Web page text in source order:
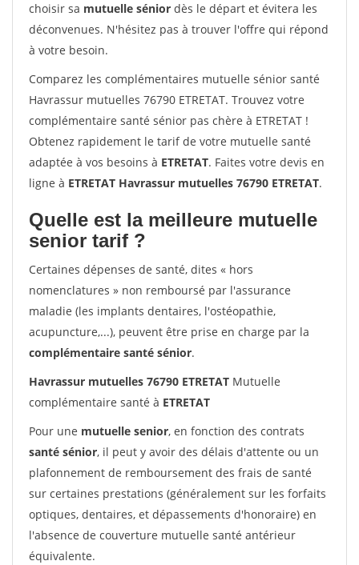
choisir sa mutuelle sénior dès le départ et évitera les
déconvenues. N'hésitez pas à trouver l'offre qui répond
à votre besoin.
Comparez les complémentaires mutuelle sénior santé
Havrassur mutuelles 76790 ETRETAT. Trouvez votre
complémentaire santé sénior pas chère à ETRETAT !
Obtenez rapidement le tarif de votre mutuelle santé
adaptée à vos besoins à ETRETAT. Faites votre devis en
ligne à ETRETAT Havrassur mutuelles 76790 ETRETAT.
Quelle est la meilleure mutuelle
senior tarif ?
Certaines dépenses de santé, dites « hors
nomenclatures » non remboursé par l'assurance
maladie (les implants dentaires, l'ostéopathie,
acupuncture,...), peuvent être prise en charge par la
complémentaire santé sénior.
Havrassur mutuelles 76790 ETRETAT Mutuelle
complémentaire santé à ETRETAT
Pour une mutuelle senior, en fonction des contrats
santé sénior, il peut y avoir des délais d'attente ou un
plafonnement de remboursement des frais de santé
sur certaines prestations (généralement sur les forfaits
optiques, dentaires, et dépassements d'honoraire) en
l'absence de couverture mutuelle santé antérieur
équivalente.